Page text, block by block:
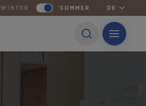
WINTER SOMMER DE